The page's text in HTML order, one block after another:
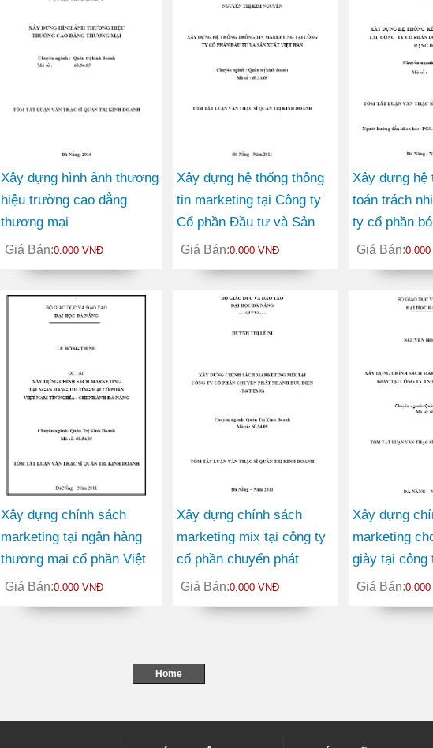
Xây dựng hình ảnh thương
hiệu trường cao đẳng
thương mại
Giá Bán:0.000 VNĐ
Xây dựng hệ thống thông
tin marketing tại Công ty
Cổ phần Đầu tư và Sản
xuất Việt Hàn
Giá Bán:0.000 VNĐ
Xây dựng hệ
toán trách
ty cổ phần
nước Rạng
Giá Bán:
Xây dựng chính sách
marketing tại ngân hàng
thương mại cổ phần Việt
Nam Tín Nghĩa chi nhánh
Đà Nẵng
Giá Bán:0.000 VNĐ
Xây dựng chính sách
marketing mix tại công ty
cổ phần chuyển phát
nhanh bưu điện (P&T
EMS)
Giá Bán:0.000 VNĐ
Xây dựng
marketing
giày tại công
thương mại
Giá Bán:
Home